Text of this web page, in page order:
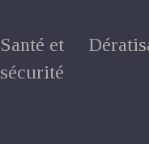
Santé et
sécurité